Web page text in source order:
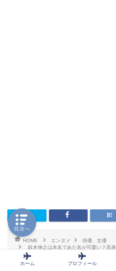
HOME エンタメ
俳優、女優
鈴木伸之は本名であだ名が可愛い？高
ホーム プロフィール
目次へ